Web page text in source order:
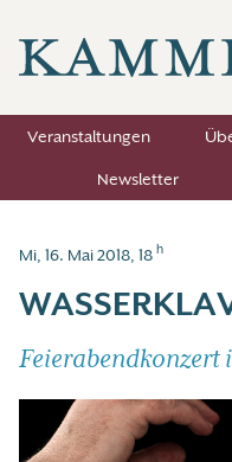
Veranstaltungen
Newsletter
Mi, 16. Mai 2018, 18 h
Feierabendkonzert